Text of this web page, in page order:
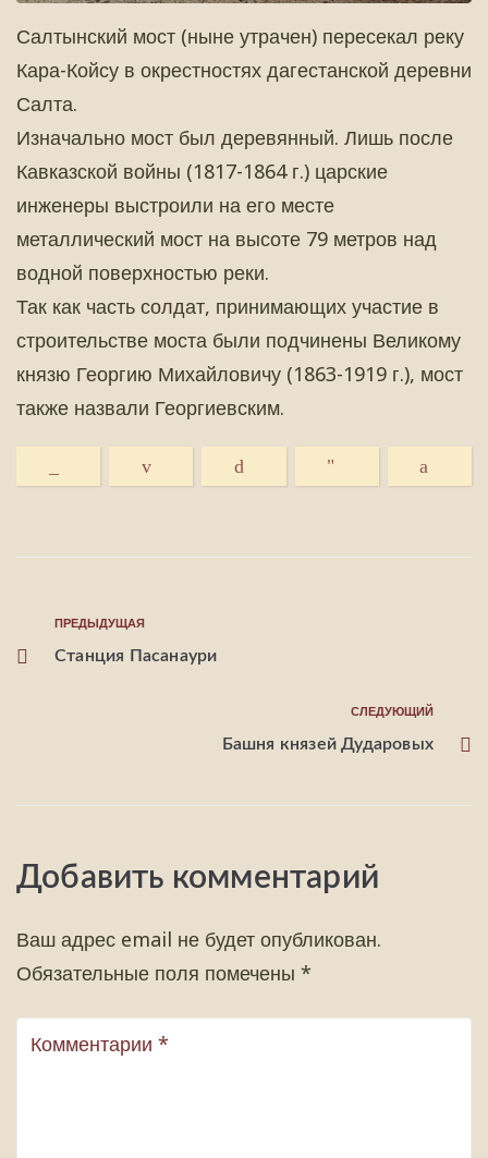
Салтынский мост (ныне утрачен) пересекал реку
Кара-Койсу в окрестностях дагестанской деревни
Салта.
Изначально мост был деревянный. Лишь после
Кавказской войны (1817-1864 г.) царские
инженеры выстроили на его месте
металлический мост на высоте 79 метров над
водной поверхностью реки.
Так как часть солдат, принимающих участие в
строительстве моста были подчинены Великому
князю Георгию Михайловичу (1863-1919 г.), мост
также назвали Георгиевским.
ПРЕДЫДУЩАЯ
Станция Пасанаури
СЛЕДУЮЩИЙ
Башня князей Дударовых
Добавить комментарий
Ваш адрес email не будет опубликован.
Обязательные поля помечены *